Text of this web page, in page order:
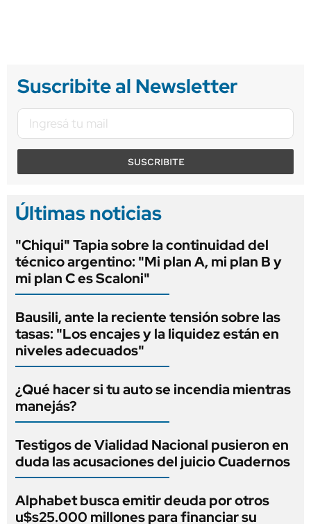
Suscribite al Newsletter
SUSCRIBITE
Últimas noticias
"Chiqui" Tapia sobre la continuidad del
técnico argentino: "Mi plan A, mi plan B y
mi plan C es Scaloni"
Bausili, ante la reciente tensión sobre las
tasas: "Los encajes y la liquidez están en
niveles adecuados"
¿Qué hacer si tu auto se incendia mientras
manejás?
Testigos de Vialidad Nacional pusieron en
duda las acusaciones del juicio Cuadernos
Alphabet busca emitir deuda por otros
u$s25.000 millones para financiar su